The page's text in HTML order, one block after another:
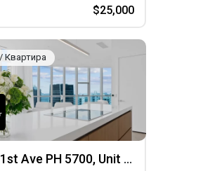
$25,000
Квартира
851 NE 1st Ave PH 5700, Unit PH 5700